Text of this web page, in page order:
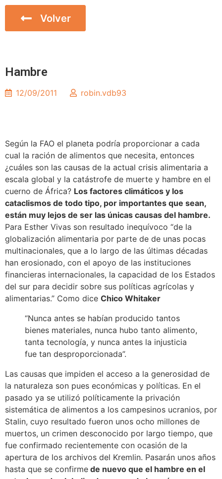
Volver
Hambre
12/09/2011 robin.vdb93
Según la FAO el planeta podría proporcionar a cada
cual la ración de alimentos que necesita, entonces
¿cuáles son las causas de la actual crisis alimentaria a
escala global y la catástrofe de muerte y hambre en el
cuerno de África? Los factores climáticos y los
cataclismos de todo tipo, por importantes que sean,
están muy lejos de ser las únicas causas del hambre.
Para Esther Vivas son resultado inequívoco “de la
globalización alimentaria por parte de de unas pocas
multinacionales, que a lo largo de las últimas décadas
han erosionado, con el apoyo de las instituciones
financieras internacionales, la capacidad de los Estados
del sur para decidir sobre sus políticas agrícolas y
alimentarias.” Como dice Chico Whitaker
“Nunca antes se habían producido tantos
bienes materiales, nunca hubo tanto alimento,
tanta tecnología, y nunca antes la injusticia
fue tan desproporcionada”.
Las causas que impiden el acceso a la generosidad de
la naturaleza son pues económicas y políticas. En el
pasado ya se utilizó políticamente la privación
sistemática de alimentos a los campesinos ucranios, por
Stalin, cuyo resultado fueron unos ocho millones de
muertos, un crimen desconocido por largo tiempo, que
fue confirmado recientemente con ocasión de la
apertura de los archivos del Kremlin. Pasarán unos años
hasta que se confirme de nuevo que el hambre en el